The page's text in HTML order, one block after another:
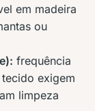
em madeira
ou
frequência
exigem
limpeza